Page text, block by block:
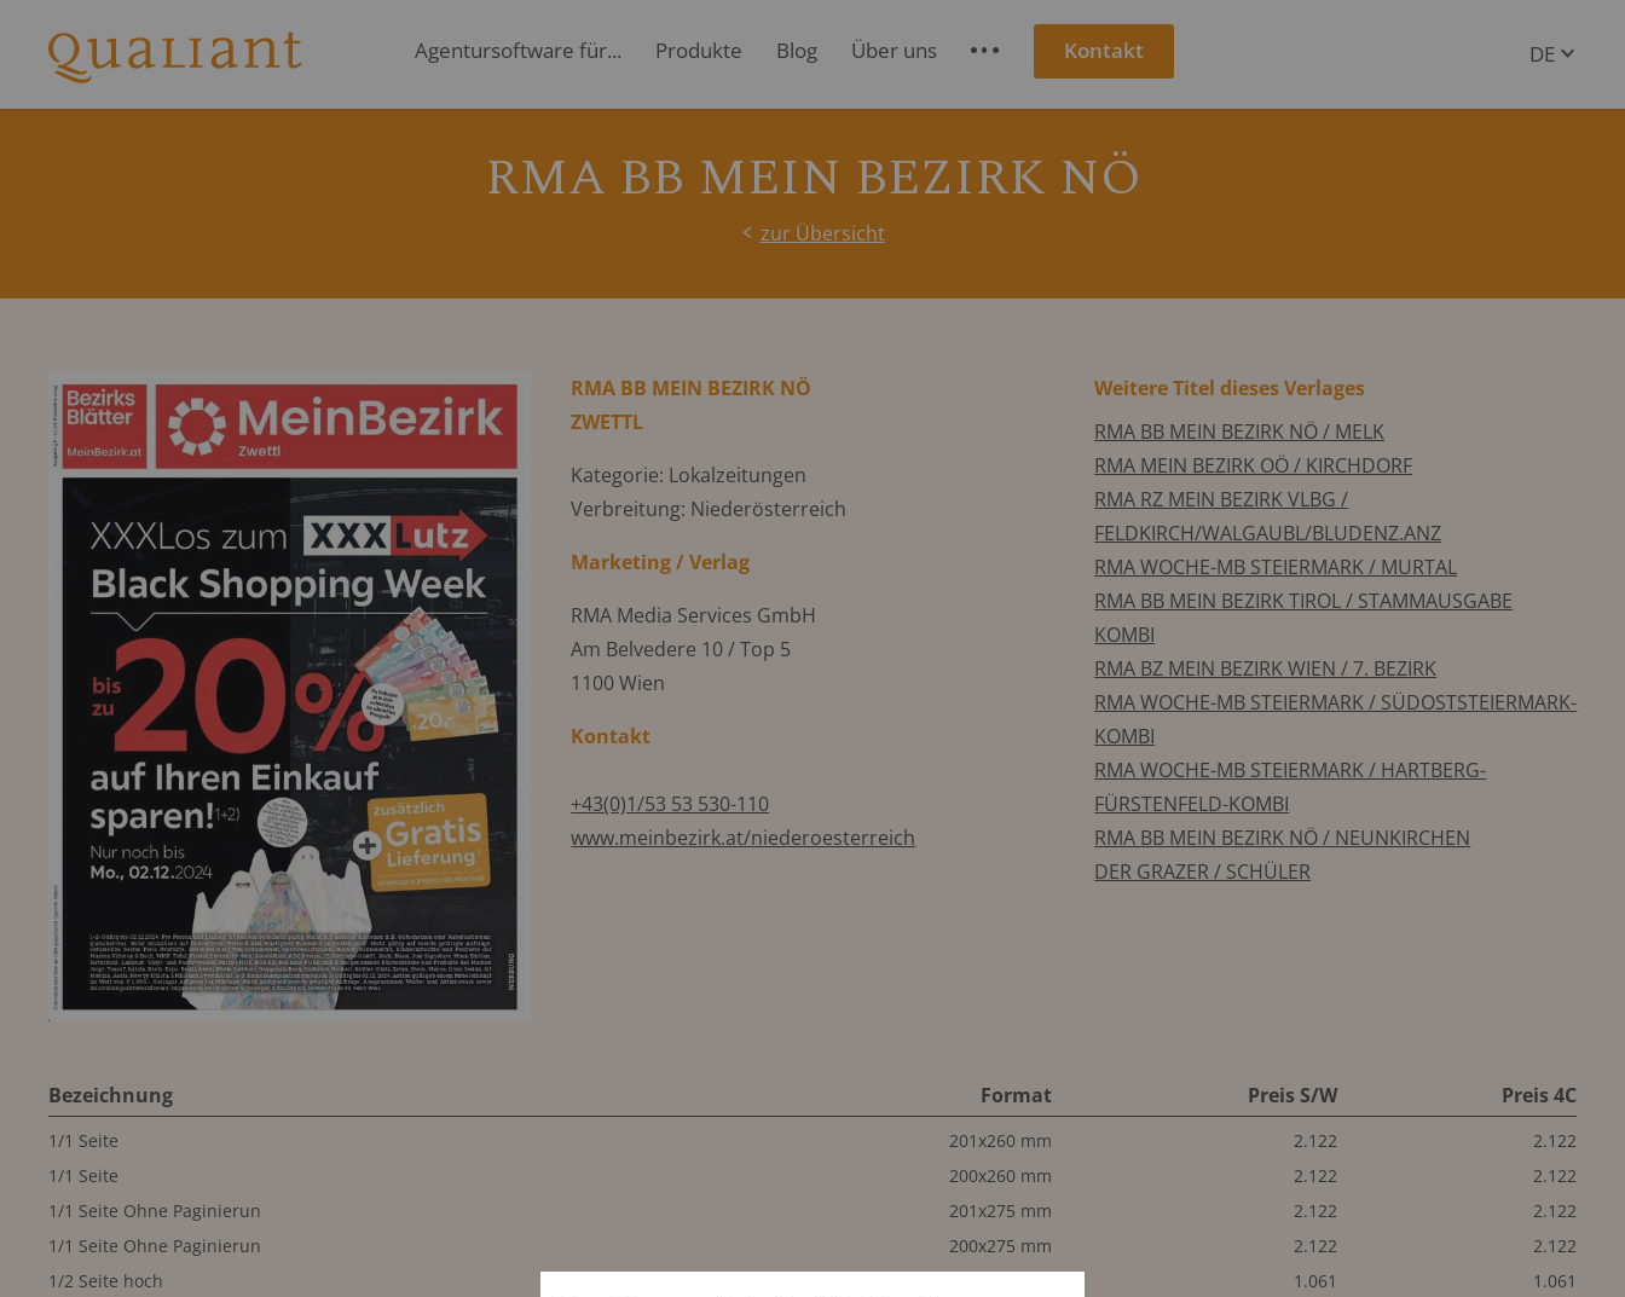
Agentursoftware für... Produkte Blog Über uns S Kontakt
DE
RMA BB MEIN BEZIRK NÖ
zur Übersicht
RMA BB MEIN BEZIRK NÖ
ZWETTL
Kategorie: Lokalzeitungen
Verbreitung: Niederösterreich
Marketing / Verlag
RMA Media Services GmbH
Am Belvedere 10 / Top 5
1100 Wien
Kontakt
+43(0)1/53 53 530-110
www.meinbezirk.at/niederoesterreich
Weitere Titel dieses Verlages
RMA BB MEIN BEZIRK NÖ / MELK
RMA MEIN BEZIRK OÖ / KIRCHDORF
RMA RZ MEIN BEZIRK VLBG /
FELDKIRCH/WALGAUBL/BLUDENZ.ANZ
RMA WOCHE-MB STEIERMARK / MURTAL
RMA BB MEIN BEZIRK TIROL / STAMMAUSGABE
KOMBI
RMA BZ MEIN BEZIRK WIEN / 7. BEZIRK
RMA WOCHE-MB STEIERMARK / SÜDOSTSTEIERMARK-
KOMBI
RMA WOCHE-MB STEIERMARK / HARTBERG-
FÜRSTENFELD-KOMBI
RMA BB MEIN BEZIRK NÖ / NEUNKIRCHEN
DER GRAZER / SCHÜLER
Bezeichnung Format Preis S/W Preis 4C
1/1 Seite 201x260 mm 2.122
2.122
1/1 Seite
200x260 mm 2.122
2.122
1/1 Seite Ohne Paginierun
201x275 mm 2.122
2.122
1/1 Seite Ohne Paginierun
200x275 mm 2.122
2.122
1/2 Seite hoch
1.061
1.061